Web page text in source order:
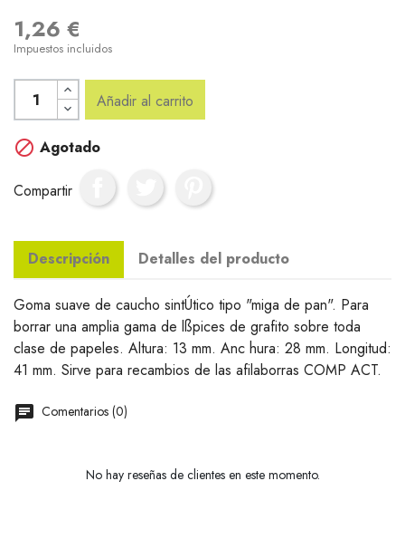
1,26 €
Impuestos incluidos
Añadir al carrito
 Agotado
Compartir
Descripción Detalles del producto
Goma suave de caucho sintÚtico tipo "miga de pan". Para
borrar una amplia gama de lßpices de grafito sobre toda
clase de papeles. Altura: 13 mm. Anc hura: 28 mm. Longitud:
41 mm. Sirve para recambios de las afilaborras COMP ACT.
Comentarios (0)
No hay reseñas de clientes en este momento.